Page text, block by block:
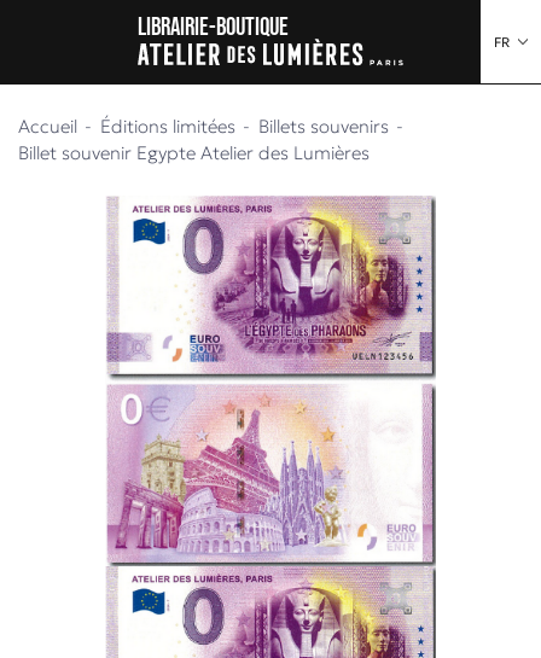
FR
Librairie-boutique
Accueil Éditions limitées
Billets souvenirs
Billet souvenir Egypte Atelier des Lumières